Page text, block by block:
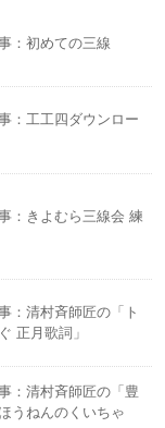
：初めての三線
：工工四ダウンロー
：きよむら三線会 練
：清村斉師匠の「ト
正月歌詞」
：清村斉師匠の「豊
うねんのくいちゃ